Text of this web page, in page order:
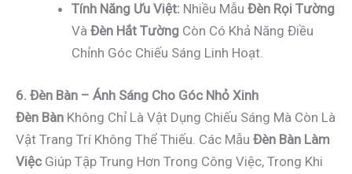
Tính Năng Ưu Việt: Nhiều Mẫu Đèn Rọi Tường
Và Đèn Hắt Tường Còn Có Khả Năng Điều
Chỉnh Góc Chiếu Sáng Linh Hoạt.
6. Đèn Bàn – Ánh Sáng Cho Góc Nhỏ Xinh
Đèn Bàn Không Chỉ Là Vật Dụng Chiếu Sáng Mà Còn Là
Vật Trang Trí Không Thể Thiếu. Các Mẫu Đèn Bàn Làm
Việc Giúp Tập Trung Hơn Trong Công Việc, Trong Khi